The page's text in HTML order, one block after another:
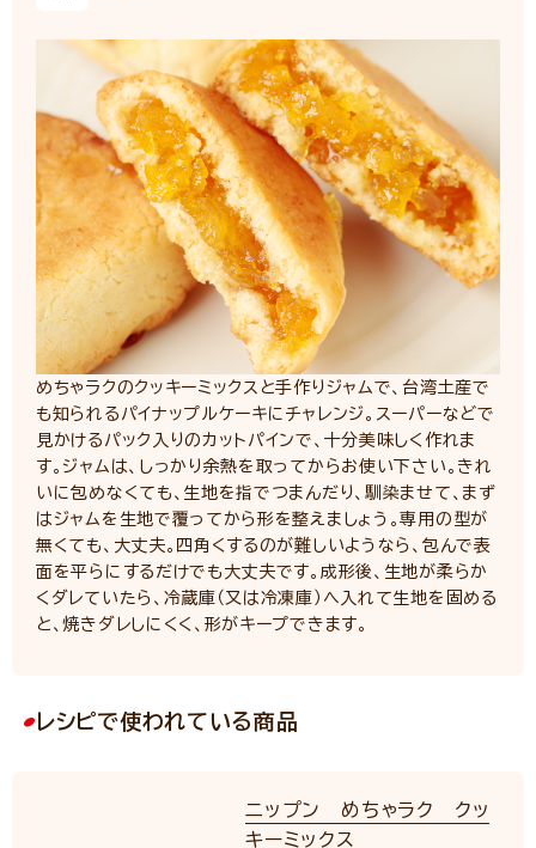
めちゃラクのクッキーミックスと手作りジャムで、台湾土産で
も知られるパイナップルケーキにチャレンジ。スーパーなどで
見かけるパック入りのカットパインで、十分美味しく作れま
す。ジャムは、しっかり余熱を取ってからお使い下さい。きれ
いに包めなくても、生地を指でつまんだり、馴染ませて、まず
はジャムを生地で覆ってから形を整えましょう。専用の型が
無くても、大丈夫。四角くするのが難しいようなら、包んで表
面を平らにするだけでも大丈夫です。成形後、生地が柔らか
くダレていたら、冷蔵庫（又は冷凍庫）へ入れて生地を固める
と、焼きダレしにくく、形がキープできます。
レシピで使われている商品
ニップン めちゃラク クッ
キーミックス